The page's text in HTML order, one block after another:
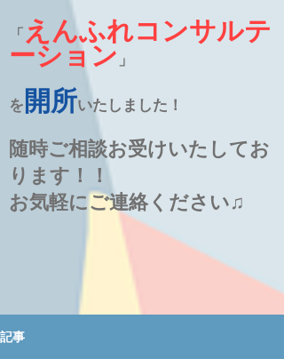
「 えんふれコンサルテ
ーション 」
を 開所いたしました！
随時ご相談お受けいたしてお
ります！！
お気軽にご連絡ください♫
記事